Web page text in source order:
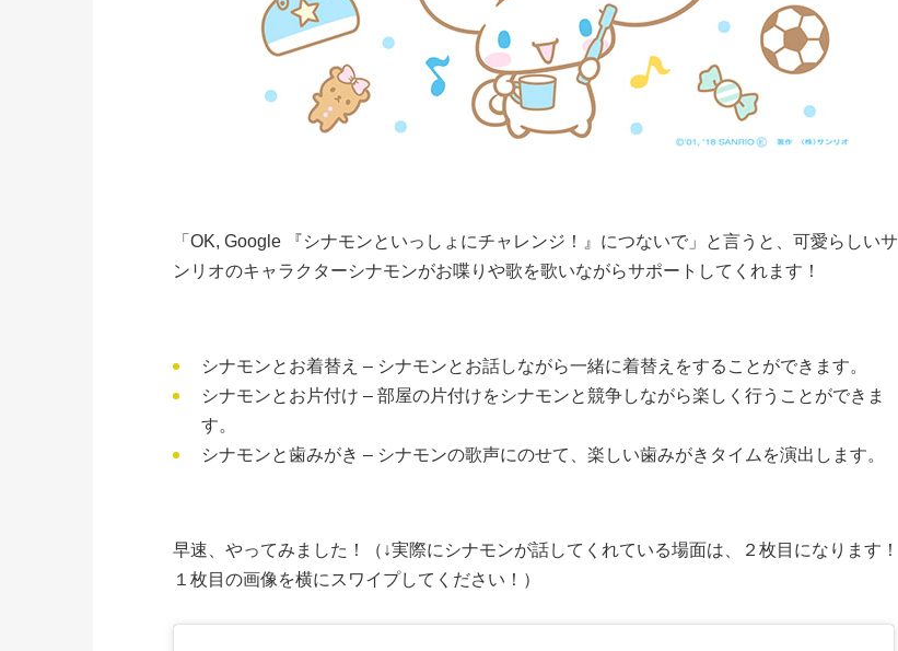
「OK, Google 『シナモンといっしょにチャレンジ！』につないで」と言うと、可愛らしいサ
ンリオのキャラクターシナモンがお喋りや歌を歌いながらサポートしてくれます！
シナモンとお着替え – シナモンとお話しながら一緒に着替えをすることができます。
シナモンとお片付け – 部屋の片付けをシナモンと競争しながら楽しく行うことができま
す。
シナモンと歯みがき – シナモンの歌声にのせて、楽しい歯みがきタイムを演出します。
早速、やってみました！（↓実際にシナモンが話してくれている場面は、２枚目になります！
１枚目の画像を横にスワイプしてください！）